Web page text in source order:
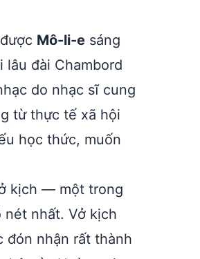
Mô-li-e sáng
lâu đài Chambord
do nhạc sĩ cung
từ thực tế xã hội
học thức, muốn
kịch — một trong
nhất. Vở kịch
đón nhận rất thành